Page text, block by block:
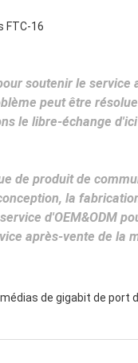
FTC-16
soutenir le service
peut être
le libre-échange
de produit de
la
d'OEM&ODM
après-vente de la
de gigabit de port